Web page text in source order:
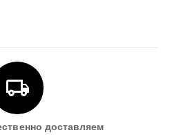
доставляем